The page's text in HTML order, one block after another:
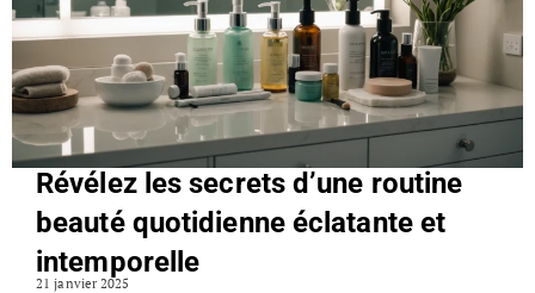
Révélez les secrets d’une routine
beauté quotidienne éclatante et
intemporelle
21 janvier 2025